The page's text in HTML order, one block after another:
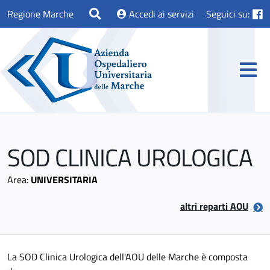
Regione Marche Accedi ai servizi Seguici su:
SOD CLINICA UROLOGICA
Area: UNIVERSITARIA
altri reparti AOU
La SOD Clinica Urologica dell'AOU delle Marche è composta